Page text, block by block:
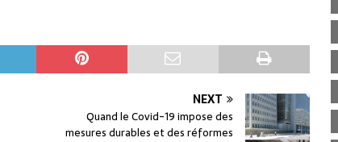
NEXT
Quand le Covid-19 impose des
mesures durables et des réformes